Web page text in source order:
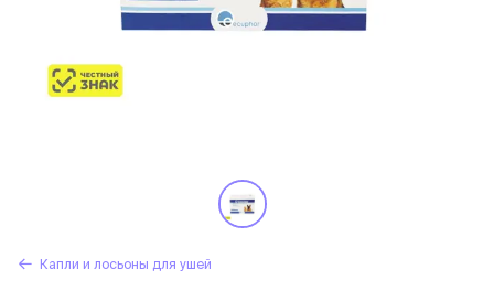
Капли и лосьоны для ушей